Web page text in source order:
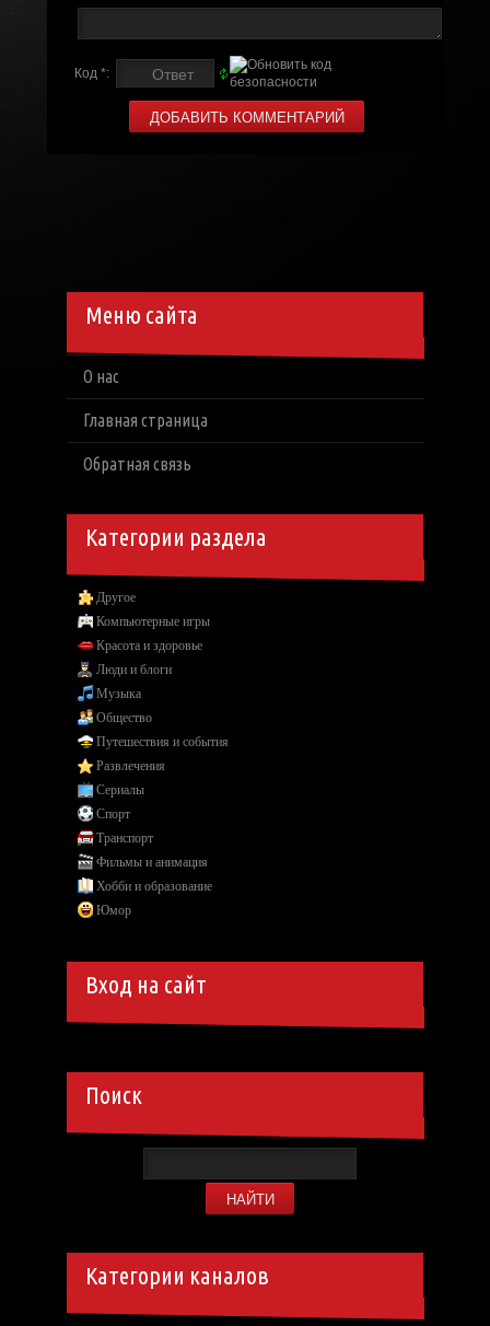
Код *:
Меню сайта
О нас
Главная страница
Обратная связь
Категории раздела
Другое
Компьютерные игры
Красота и здоровье
Люди и блоги
Музыка
Общество
Путешествия и события
Развлечения
Сериалы
Спорт
Транспорт
Фильмы и анимация
Хобби и образование
Юмор
Вход на сайт
Поиск
Категории каналов